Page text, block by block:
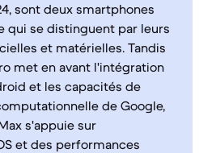
sont deux smartphones
qui se distinguent par leurs
et matérielles. Tandis
met en avant l'intégration
et les capacités de
de Google,
s'appuie sur
et des performances